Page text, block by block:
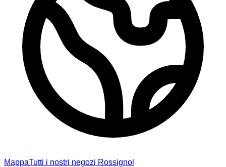
MappaTutti i nostri negozi Rossignol